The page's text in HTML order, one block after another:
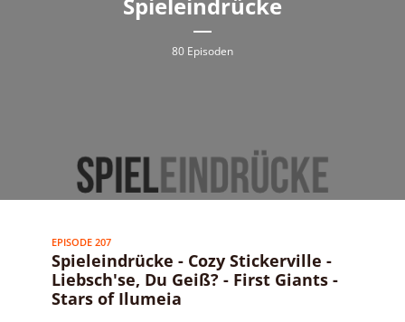
80 Episoden
EPISODE 207
Spieleindrücke - Cozy Stickerville -
Liebsch'se, Du Geiß? - First Giants -
Stars of Ilumeia